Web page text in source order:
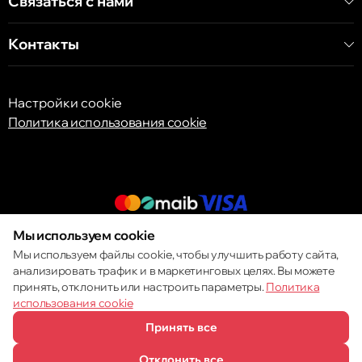
Контакты
Настройки cookie
Политика использования cookie
© 2013 – 2026 ECOM
Мы используем cookie
Мы используем файлы cookie, чтобы улучшить работу сайта,
анализировать трафик и в маркетинговых целях. Вы можете
принять, отклонить или настроить параметры.Политика
использования cookie
Принять все